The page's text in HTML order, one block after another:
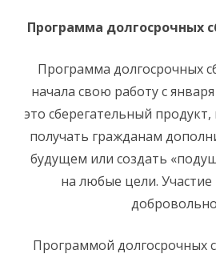
Программа долгосрочных
Программа долгосрочных
начала свою работу с
это сберегательный
получать гражданам
будущем или создать
на любые цели.
Программой долгосрочных